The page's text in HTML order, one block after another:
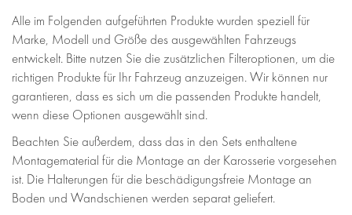
Alle im Folgenden aufgeführten Produkte wurden speziell für
Marke, Modell und Größe des ausgewählten Fahrzeugs
entwickelt. Bitte nutzen Sie die zusätzlichen Filteroptionen, um die
richtigen Produkte für Ihr Fahrzeug anzuzeigen. Wir können nur
garantieren, dass es sich um die passenden Produkte handelt,
wenn diese Optionen ausgewählt sind.
Beachten Sie außerdem, dass das in den Sets enthaltene
Montagematerial für die Montage an der Karosserie vorgesehen
ist. Die Halterungen für die beschädigungsfreie Montage an
Boden und Wandschienen werden separat geliefert.